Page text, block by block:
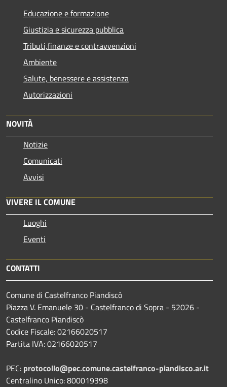
Educazione e formazione
Giustizia e sicurezza pubblica
Tributi,finanze e contravvenzioni
Ambiente
Salute, benessere e assistenza
Autorizzazioni
NOVITÀ
Notizie
Comunicati
Avvisi
VIVERE IL COMUNE
Luoghi
Eventi
CONTATTI
Comune di Castelfranco Piandiscò
Piazza V. Emanuele 30 - Castelfranco di Sopra - 52026 -
Castelfranco Piandiscò
Codice Fiscale: 02166020517
Partita IVA: 02166020517
PEC: protocollo@pec.comune.castelfranco-piandisco.ar.it
Centralino Unico: 800019398